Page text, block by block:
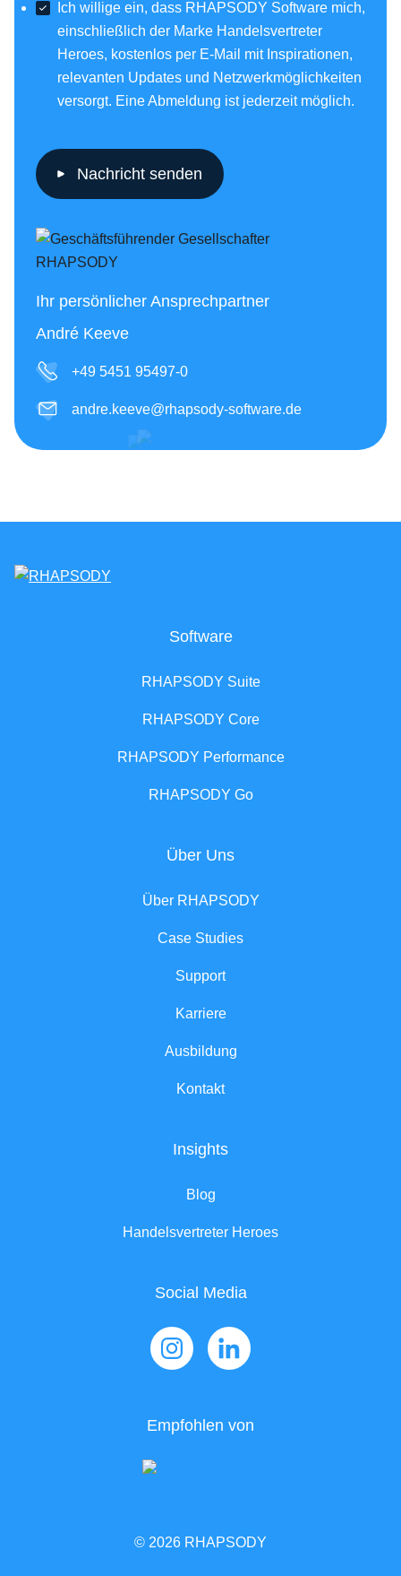
Ich willige ein, dass RHAPSODY Software mich,
einschließlich der Marke Handelsvertreter
Heroes, kostenlos per E-Mail mit Inspirationen,
relevanten Updates und Netzwerkmöglichkeiten
versorgt. Eine Abmeldung ist jederzeit möglich.
Nachricht senden
Ihr persönlicher Ansprechpartner
André Keeve
+49 5451 95497-0
andre.keeve@rhapsody-software.de
Software
RHAPSODY Suite
RHAPSODY Core
RHAPSODY Performance
RHAPSODY Go
Über Uns
Über RHAPSODY
Case Studies
Support
Karriere
Ausbildung
Kontakt
Insights
Blog
Handelsvertreter Heroes
Social Media
Empfohlen von
© 2026 RHAPSODY